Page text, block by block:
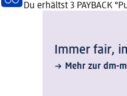
Du erhältst 3 PAYBACK
Immer fair,­
Mehr zur dm-